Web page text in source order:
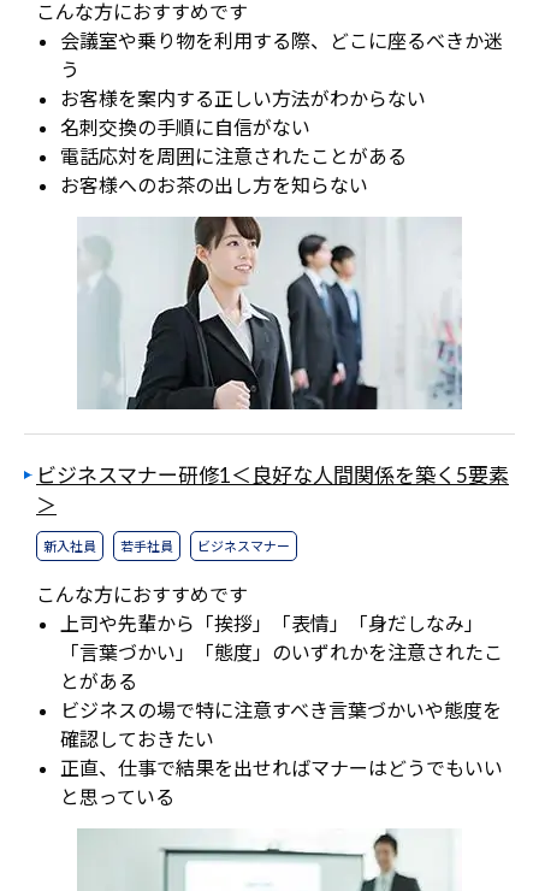
こんな方におすすめです
会議室や乗り物を利用する際、どこに座るべきか迷
う
お客様を案内する正しい方法がわからない
名刺交換の手順に自信がない
電話応対を周囲に注意されたことがある
お客様へのお茶の出し方を知らない
ビジネスマナー研修1＜良好な人間関係を築く5要素
＞
新入社員 若手社員 ビジネスマナー
こんな方におすすめです
上司や先輩から「挨拶」「表情」「身だしなみ」
「言葉づかい」「態度」のいずれかを注意されたこ
とがある
ビジネスの場で特に注意すべき言葉づかいや態度を
確認しておきたい
正直、仕事で結果を出せればマナーはどうでもいい
と思っている